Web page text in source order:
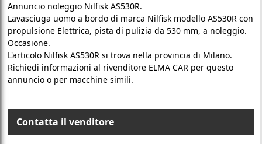
Annuncio noleggio Nilfisk AS530R.
Lavasciuga uomo a bordo di marca Nilfisk modello AS530R con
propulsione Elettrica, pista di pulizia da 530 mm, a noleggio.
Occasione.
L'articolo Nilfisk AS530R si trova nella provincia di Milano.
Richiedi informazioni al rivenditore ELMA CAR per questo
annuncio o per macchine simili.
Contatta il venditore